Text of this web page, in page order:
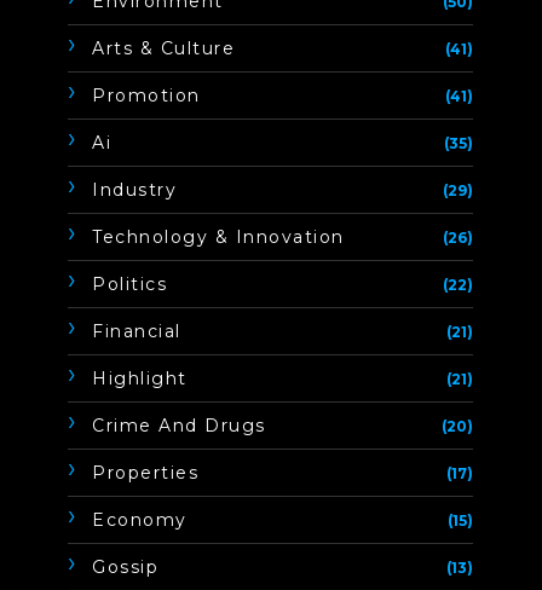
Arts & Culture (41)
Promotion (41)
Ai (35)
Industry (29)
Technology & Innovation (26)
Politics (22)
Financial (21)
Highlight (21)
Crime And Drugs (20)
Properties (17)
Economy (15)
Gossip (13)